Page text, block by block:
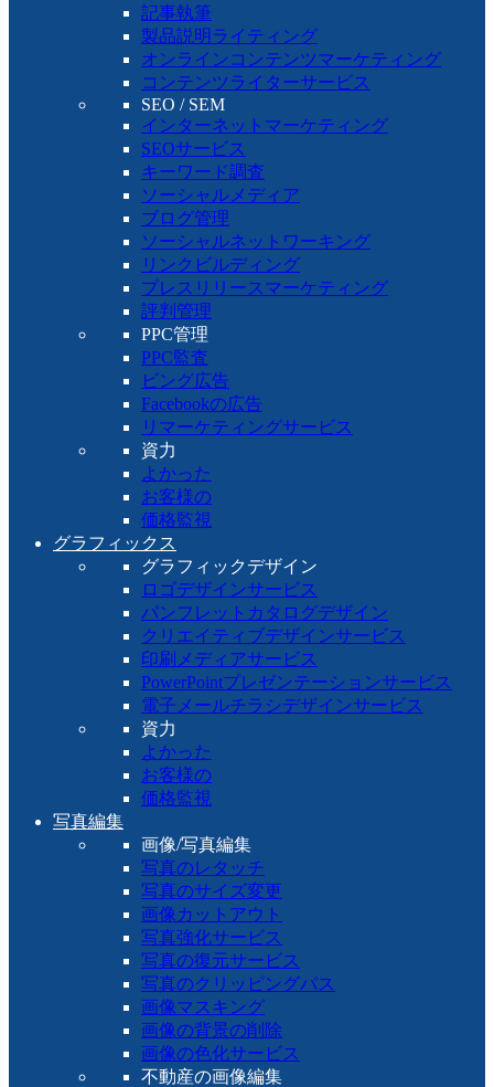
記事執筆
製品説明ライティング
オンラインコンテンツマーケティング
コンテンツライターサービス
SEO / SEM
インターネットマーケティング
SEOサービス
キーワード調査
ソーシャルメディア
ブログ管理
ソーシャルネットワーキング
リンクビルディング
プレスリリースマーケティング
評判管理
PPC管理
PPC監査
ビング広告
Facebookの広告
リマーケティングサービス
資力
よかった
お客様の
価格監視
グラフィックス
グラフィックデザイン
ロゴデザインサービス
パンフレットカタログデザイン
クリエイティブデザインサービス
印刷メディアサービス
PowerPointプレゼンテーションサービス
電子メールチラシデザインサービス
資力
よかった
お客様の
価格監視
写真編集
画像/写真編集
写真のレタッチ
写真のサイズ変更
画像カットアウト
写真強化サービス
写真の復元サービス
写真のクリッピングパス
画像マスキング
画像の背景の削除
画像の色化サービス
不動産の画像編集